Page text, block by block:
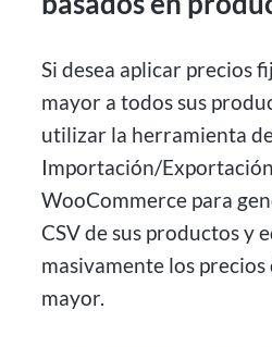
Si desea aplicar precios
mayor a todos sus
utilizar la herramienta
Importación/
WooCommerce para
CSV de sus productos y
masivamente los
mayor.